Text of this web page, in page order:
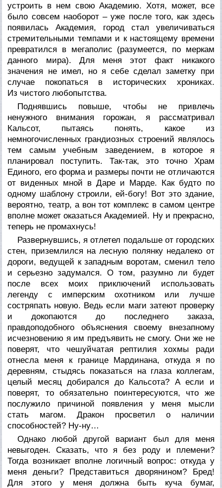
устроить в нем свою Академию. Хотя, может, все
было совсем наоборот – уже после того, как здесь
появилась Академия, город стал увеличиваться
стремительными темпами и к настоящему времени
превратился в мегаполис (разумеется, по меркам
данного мира). Для меня этот факт никакого
значения не имел, но я себе сделал заметку при
случае покопаться в исторических хрониках.
Из чистого любопытства.
Поднявшись повыше, чтобы не привлечь
ненужного внимания горожан, я рассматривал
Кальсот, пытаясь понять, какое из
немногочисленных грандиозных строений являлось
тем самым учебным заведением, в которое я
планировал поступить. Так-так, это точно Храм
Единого, его форма и размеры почти не отличаются
от виденных мной в Даре и Марде. Как будто по
одному шаблону строили, ей-богу! Вот это здание,
вероятно, театр, а вон тот комплекс в самом центре
вполне может оказаться Академией. Ну и прекрасно,
теперь не промахнусь!
Развернувшись, я отлетел подальше от городских
стен, приземлился на лесную полянку недалеко от
дороги, ведущей к западным воротам, сменил тело
и серьезно задумался. О том, разумно ли будет
после всех моих приключений использовать
легенду с имперским охотником или лучше
состряпать новую. Ведь если маги затеют проверку
и докопаются до последнего заказа,
правдоподобного объяснения своему внезапному
исчезновению я им предъявить не смогу. Они же не
поверят, что чешуйчатая рептилия хохмы ради
отнесла меня к границе Мардинана, откуда я по
деревням, стыдясь показаться на глаза коллегам,
целый месяц добирался до Кальсота? А если и
поверят, то обязательно поинтересуются, что же
послужило причиной появления у меня мысли
стать магом. Дракон просветил о наличии
способностей? Ну-ну…
Однако любой другой вариант был для меня
невыгоден. Сказать, что я без роду и племени?
Тогда возникает вполне логичный вопрос: откуда у
меня деньги? Представиться дворянином? Бред!
Для этого у меня должна быть куча бумаг,